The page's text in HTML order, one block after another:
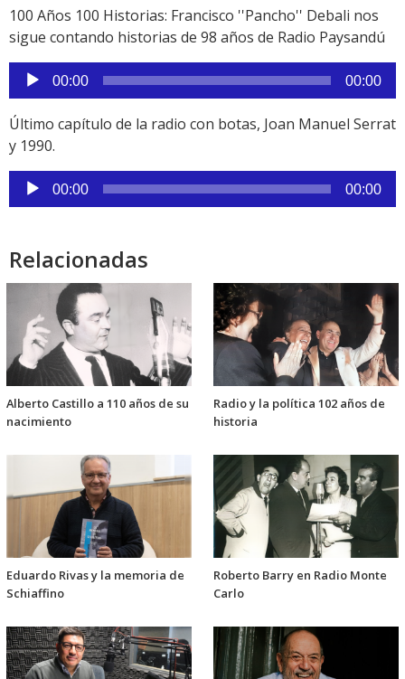
Link
100 Años 100 Historias: Francisco ''Pancho'' Debali nos
sigue contando historias de 98 años de Radio Paysandú
Reproductor
de
audio
00:00 00:00
Último capítulo de la radio con botas, Joan Manuel Serrat
y 1990.
Reproductor
de
00:00 00:00
Relacionadas
Alberto Castillo a 110 años de su
nacimiento
Radio y la política 102 años de
historia
Eduardo Rivas y la memoria de
Schiaffino
Roberto Barry en Radio Monte
Carlo